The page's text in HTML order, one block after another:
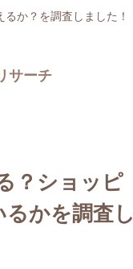
か？を調査しました！
サーチ
？ショッピ
かを調査し